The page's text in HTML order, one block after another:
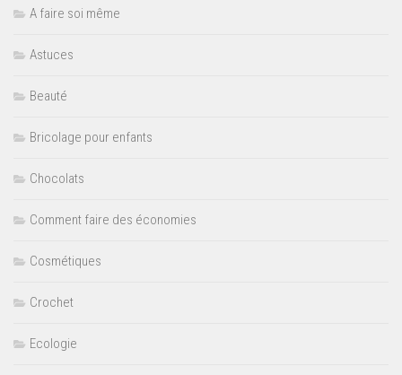
A faire soi même
Astuces
Beauté
Bricolage pour enfants
Chocolats
Comment faire des économies
Cosmétiques
Crochet
Ecologie